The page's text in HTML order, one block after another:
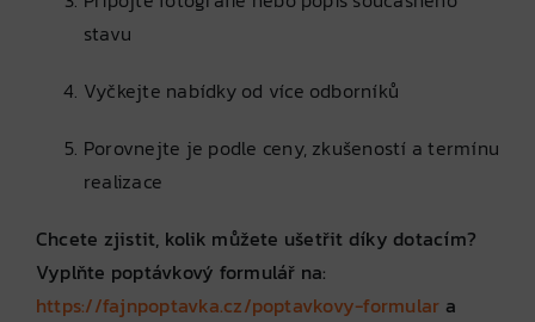
stavu
Vyčkejte nabídky od více odborníků
Porovnejte je podle ceny, zkušeností a termínu
realizace
Chcete zjistit, kolik můžete ušetřit díky dotacím?
Vyplňte poptávkový formulář na:
https://fajnpoptavka.cz/poptavkovy-formular a